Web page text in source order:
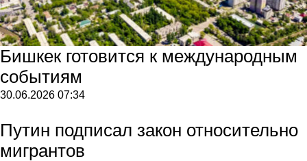
Бишкек готовится к международным
событиям
30.06.2026 07:34
Путин подписал закон относительно
мигрантов